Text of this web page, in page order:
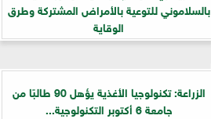
بالسلاموني للتوعية بالأمراض المشتركة وطرق
الوقاية
الزراعة: تكنولوجيا الأغذية يؤهل 90 طالبًا من
جامعة 6 أكتوبر التكنولوجية...